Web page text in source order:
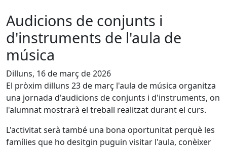
Audicions de conjunts i
d'instruments de l'aula de
música
Dilluns, 16 de març de 2026
El pròxim dilluns 23 de març l'aula de música organitza
una jornada d'audicions de conjunts i d'instruments, on
l'alumnat mostrarà el treball realitzat durant el curs.
L'activitat serà també una bona oportunitat perquè les
famílies que ho desitgin puguin visitar l'aula, conèixer